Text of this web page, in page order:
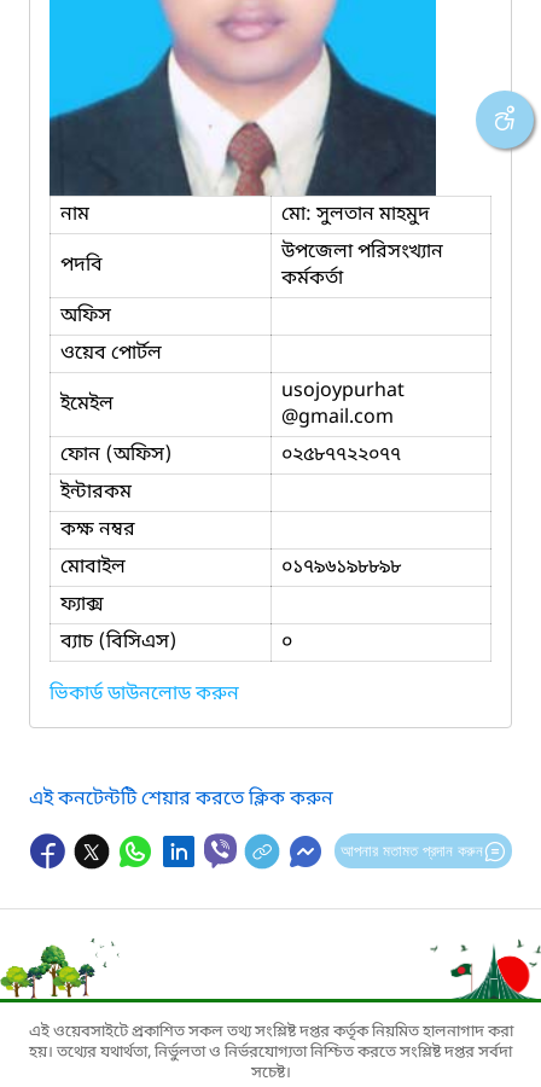
নাম
মো: সুলতান মাহমুদ
পদবি
উপজেলা পরিসংখ্যান
কর্মকর্তা
অফিস
ওয়েব পোর্টল
ইমেইল
usojoypurhat
@gmail.com
ফোন (অফিস)
০২৫৮৭৭২২০৭৭
ইন্টারকম
কক্ষ নম্বর
মোবাইল
০১৭৯৬১৯৮৮৯৮
ফ্যাক্স
ব্যাচ (বিসিএস)
০
ভিকার্ড ডাউনলোড করুন
এই কনটেন্টটি শেয়ার করতে ক্লিক করুন
আপনার মতামত প্রদান করুন
এই ওয়েবসাইটে প্রকাশিত সকল তথ্য সংশ্লিষ্ট দপ্তর কর্তৃক নিয়মিত হালনাগাদ করা
হয়। তথ্যের যথার্থতা, নির্ভুলতা ও নির্ভরযোগ্যতা নিশ্চিত করতে সংশ্লিষ্ট দপ্তর সর্বদা
সচেষ্ট।